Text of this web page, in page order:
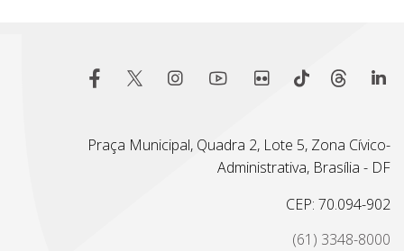
Praça Municipal, Quadra 2, Lote 5, Zona Cívico-
Administrativa, Brasília - DF
CEP: 70.094-902
(61) 3348-8000